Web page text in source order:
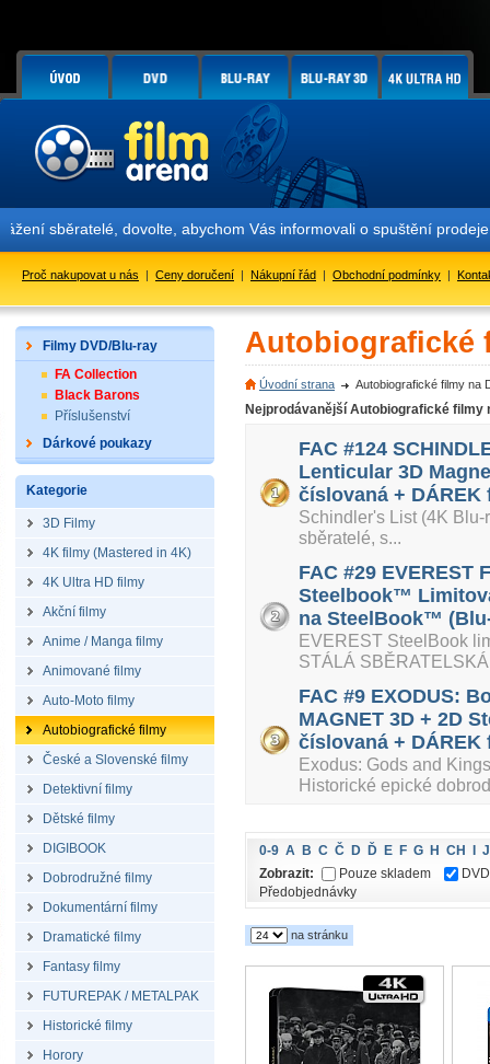
dovolte, abychom Vás informovali o spuštění prodeje
Proč nakupovat u nás | Ceny doručení | Nákupní řád | Obchodní podmínky |
Filmy DVD/Blu-ray
FA Collection
Black Barons
Příslušenství
Dárkové poukazy
Kategorie
3D Filmy
4K filmy (Mastered in 4K)
4K Ultra HD filmy
Akční filmy
Anime / Manga filmy
Animované filmy
Auto-Moto filmy
Autobiografické filmy
České a Slovenské filmy
Detektivní filmy
Dětské filmy
DIGIBOOK
Dobrodružné filmy
Dokumentární filmy
Dramatické filmy
Fantasy filmy
FUTUREPAK / METALPAK
Historické filmy
Horory
Autobiografické
Úvodní strana Autobiografické filmy na
Nejprodávanější Autobiografické filmy
FAC #124
Lenticular 3D
číslovaná +
Schindler's List (4K
sběratelé, s...
FAC #29 EVEREST
Steelbook™
na SteelBook™
EVEREST SteelBook
STÁLÁ
FAC #9 EXODUS:
MAGNET 3D + 2D
číslovaná +
Exodus: Gods and
Historické epické
0-9 A B C Č D Ď E F G H CH
J
Zobrazit:
Pouze skladem
DVD
Předobjednávky
na stránku